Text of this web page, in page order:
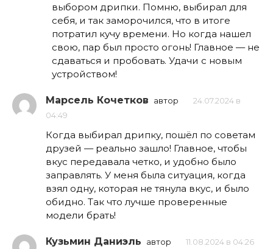
выбором дрипки. Помню, выбирал для
себя, и так заморочился, что в итоге
потратил кучу времени. Но когда нашел
свою, пар был просто огонь! Главное — не
сдаваться и пробовать. Удачи с новым
устройством!
Марсель Кочетков автор
24.07.2024 в
04:49
Когда выбирал дрипку, пошёл по советам
друзей — реально зашло! Главное, чтобы
вкус передавала четко, и удобно было
заправлять. У меня была ситуация, когда
взял одну, которая не тянула вкус, и было
обидно. Так что лучше проверенные
модели брать!
Кузьмин Даниэль автор 11.08.2024 в 04:26